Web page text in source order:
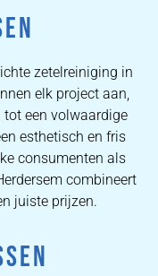
zetelreiniging in
elk project aan,
tot een volwaardige
esthetisch en fris
consumenten als
combineert
juiste prijzen.